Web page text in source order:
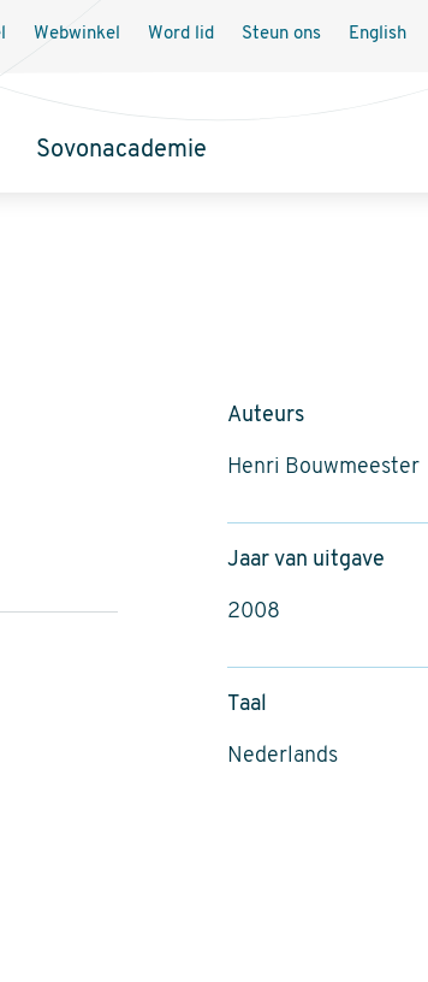
Sovonacademie
Webwinkel Word lid Steun ons English
Auteurs
Henri Bouwmeester
Jaar van uitgave
2008
Taal
Nederlands